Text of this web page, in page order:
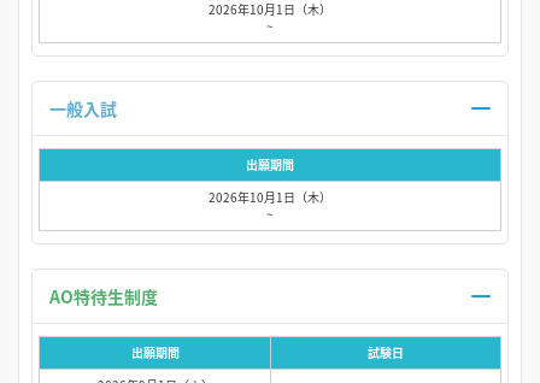
2026年10月1日（木）
~
出願期間
2026年10月1日（木）
~
出願期間
試験日